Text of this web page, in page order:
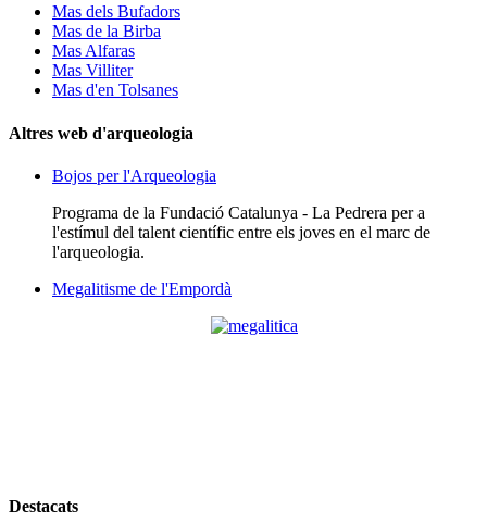
Mas dels Bufadors
Mas de la Birba
Mas Alfaras
Mas Villiter
Mas d'en Tolsanes
Altres web d'arqueologia
Bojos per l'Arqueologia
Programa de la Fundació Catalunya - La Pedrera per a
l'estímul del talent científic entre els joves en el marc de
l'arqueologia.
Megalitisme de l'Empordà
Destacats